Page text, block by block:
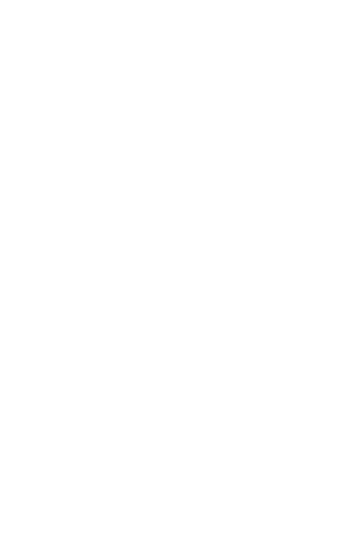
il nostro portfolio completo.
un nostro referente.